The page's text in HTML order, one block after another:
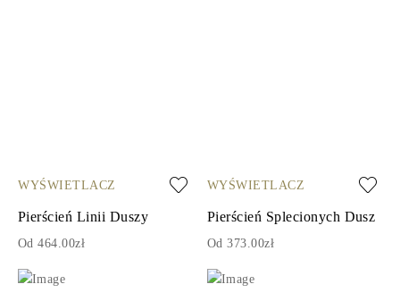
WYŚWIETLACZ
Pierścień Linii Duszy
Od 464.00zł
WYŚWIETLACZ
Pierścień Splecionych Dusz
Od 373.00zł